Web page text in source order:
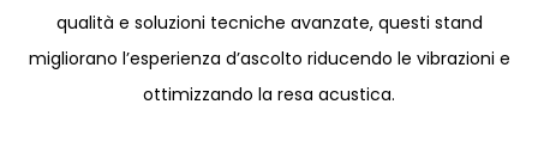
qualità e soluzioni tecniche avanzate, questi stand
migliorano l’esperienza d’ascolto riducendo le vibrazioni e
ottimizzando la resa acustica.